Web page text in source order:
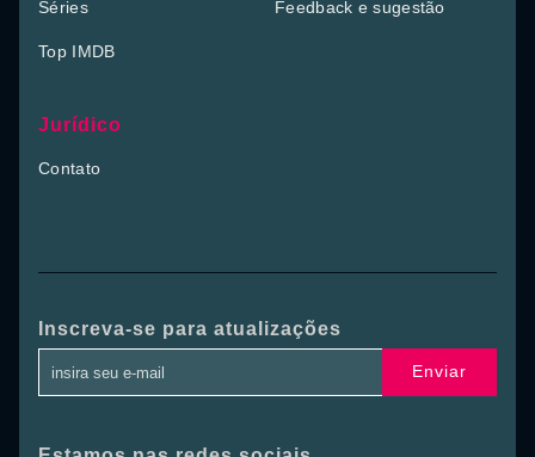
Séries
Top IMDB
Feedback e sugestão
Jurídico
Contato
Inscreva-se para atualizações
Enviar